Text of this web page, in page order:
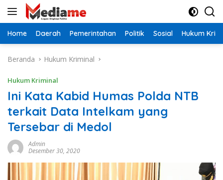
Langsung
Home Daerah Pemerintahan Politik Sosial Hukum
Beranda Hukum Kriminal
Hukum Kriminal
Ini Kata Kabid Humas Polda NTB
terkait Data Intelkam yang
Tersebar di Medol
Admin
Desember 30, 2020